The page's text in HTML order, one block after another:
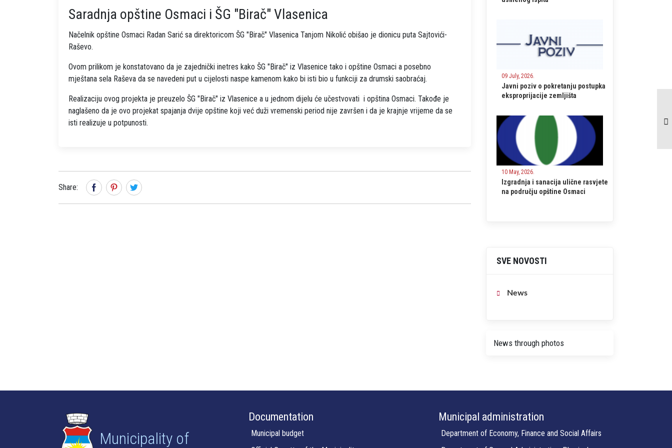
Saradnja opštine Osmaci i ŠG "Birač" Vlasenica
Načelnik opštine Osmaci Radan Sarić sa direktoricom ŠG "Birač" Vlasenica Tanjom Nikolić obišao je dionicu puta Sajtovići-
Raševo.
Ovom prilikom je konstatovano da je zajednički inetres kako ŠG "Birač" iz Vlasenice tako i opštine Osmaci a posebno
mještana sela Raševa da se navedeni put u cijelosti naspe kamenom kako bi isti bio u funkciji za drumski saobraćaj.
Realizaciju ovog projekta je preuzelo ŠG "Birač" iz Vlasenice a u jednom dijelu će učestvovati i opština Osmaci. Takođe je
naglašeno da je ovo projekat spajanja dvije opštine koji već duži vremenski period nije završen i da je krajnje vrijeme da se
isti realizuje u potpunosti.
Share:
09 July, 2026.
Javni poziv o pokretanju postupka
eksproprijacije zemljišta
10 May, 2026.
Izgradnja i sanacija ulične rasvjete
na području opštine Osmaci
SVE NOVOSTI
News
News through photos
Osmaci
Municipality of
Documentation
Municipal budget
Municipal administration
Department of Economy, Finance and Social Affairs